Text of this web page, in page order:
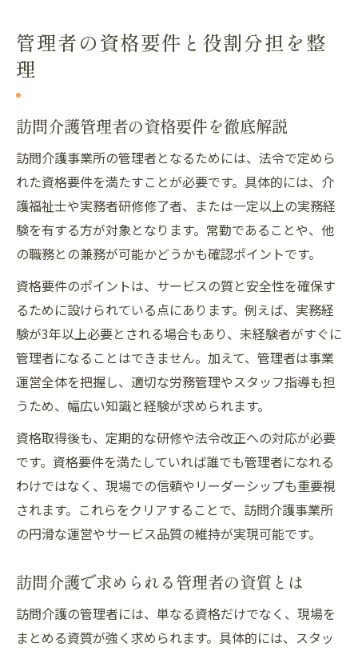
管理者の資格要件と役割分担を整
理
訪問介護管理者の資格要件を徹底解説
訪問介護事業所の管理者となるためには、法令で定めら
れた資格要件を満たすことが必要です。具体的には、介
護福祉士や実務者研修修了者、または一定以上の実務経
験を有する方が対象となります。常勤であることや、他
の職務との兼務が可能かどうかも確認ポイントです。
資格要件のポイントは、サービスの質と安全性を確保す
るために設けられている点にあります。例えば、実務経
験が3年以上必要とされる場合もあり、未経験者がすぐに
管理者になることはできません。加えて、管理者は事業
運営全体を把握し、適切な労務管理やスタッフ指導も担
うため、幅広い知識と経験が求められます。
資格取得後も、定期的な研修や法令改正への対応が必要
です。資格要件を満たしていれば誰でも管理者になれる
わけではなく、現場での信頼やリーダーシップも重要視
されます。これらをクリアすることで、訪問介護事業所
の円滑な運営やサービス品質の維持が実現可能です。
訪問介護で求められる管理者の資質とは
訪問介護の管理者には、単なる資格だけでなく、現場を
まとめる資質が強く求められます。具体的には、スタッ